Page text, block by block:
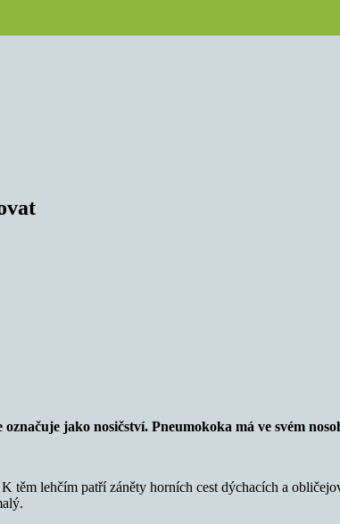
jako nosičství. Pneumokoka má ve svém
těm lehčím patří záněty horních cest dýchacích a